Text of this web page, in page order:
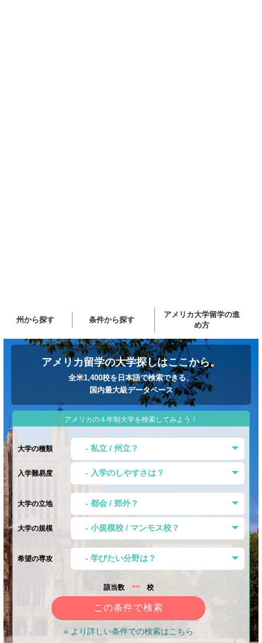
州から探す 条件から探す
アメリカ大学留学の進
め方
アメリカ留学の大学探しはここから。
全米1,400校を日本語で検索できる、
国内最大級データベース
アメリカの４年制大学を検索してみよう！
大学の種類
入学難易度
大学の立地
大学の規模
希望の専攻
該当数 --校
» より詳しい条件での検索はこちら